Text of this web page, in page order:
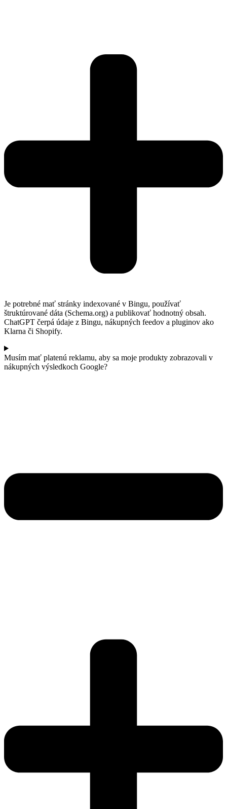
Je potrebné mať stránky indexované v Bingu, používať
štruktúrované dáta (Schema.org) a publikovať hodnotný obsah.
ChatGPT čerpá údaje z Bingu, nákupných feedov a pluginov ako
Klarna či Shopify.
Musím mať platenú reklamu, aby sa moje produkty zobrazovali v
nákupných výsledkoch Google?